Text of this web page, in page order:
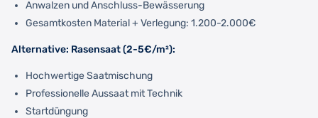
Anwalzen und Anschluss-Bewässerung
Gesamtkosten Material + Verlegung: 1.200-2.000€
Alternative: Rasensaat (2-5€/m²):
Hochwertige Saatmischung
Professionelle Aussaat mit Technik
Startdüngung